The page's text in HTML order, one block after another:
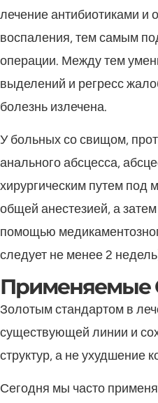
лечение антибиотиками и
воспаления, тем самым
операции. Между тем
выделений и регресс
болезнь излечена.
У больных со свищом,
анального абсцесса,
хирургическим путем под
общей анестезией, а
помощью
следует не менее 2
Применяемые
Золотым стандартом в
существующей линии и
структур, а не ухудшение
Сегодня мы часто